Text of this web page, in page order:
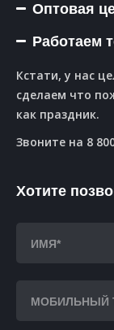
Оптовая
Работаем
Кстати, у нас
сделаем что
как праздник.
Звоните на 8
Хотите